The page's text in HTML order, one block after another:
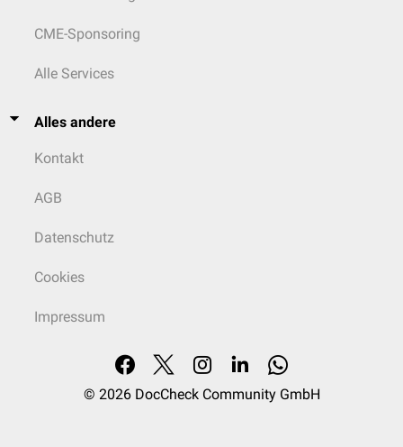
CME-Sponsoring
Alle Services
Alles andere
Kontakt
AGB
Datenschutz
Cookies
Impressum
© 2026 DocCheck Community GmbH